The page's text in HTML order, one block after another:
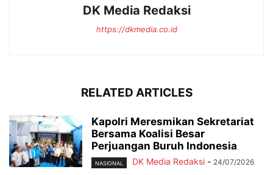
DK Media Redaksi
https://dkmedia.co.id
RELATED ARTICLES
Kapolri Meresmikan Sekretariat
Bersama Koalisi Besar
Perjuangan Buruh Indonesia
NASIONAL DK Media Redaksi - 24/07/2026